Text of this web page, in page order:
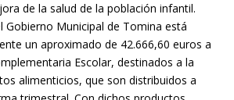
de la salud de la población infantil.
Gobierno Municipal de Tomina está
un aproximado de 42.666,60 euros a
Escolar, destinados a la
alimenticios, que son distribuidos a